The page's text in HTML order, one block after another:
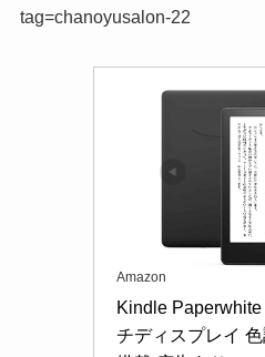
tag=chanoyusalon-22
Amazon
Kindle
チディスプレイ